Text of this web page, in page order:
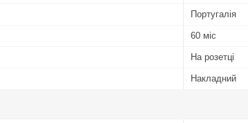
Португалія
60 міс
На розетці
Накладний